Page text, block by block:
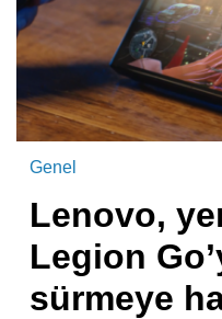
Genel
Lenovo,
Legion
sürmeye